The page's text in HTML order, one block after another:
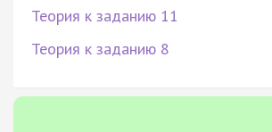
Теория к заданию 11
Теория к заданию 8